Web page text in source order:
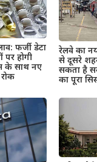
फर्जी डेटा
पर होगी
के साथ नए
रेलवे का
से दूसरे
सकता है
का पूरा